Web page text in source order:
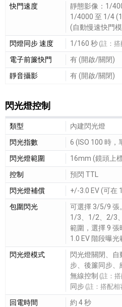
快門速度
靜態影像：1/
1/4000 至 1/4
(自動慢速快門
閃燈同步 速度
1/160 秒 (註：
電子前簾快門
有 (開啟/關閉)
靜音攝影
有 (開啟/關閉)
閃光燈控制
閃光燈控制細節敘述
類型
內建閃光燈
閃光指數
6 (ISO 100 時，
閃光燈範圍
16mm (鏡頭上
控制
預閃 TTL
閃光燈補償
+/-3.0 EV (可在
包圍閃光
可選擇 3/5/9 張
1/3、1/2、2/3
範圍，選擇 9
1.0 EV 階段曝光
閃光燈模式
閃光燈關閉、
步、後簾同步、
無線控制 (註：
同步 (註：搭配
回電時間
約 4 秒